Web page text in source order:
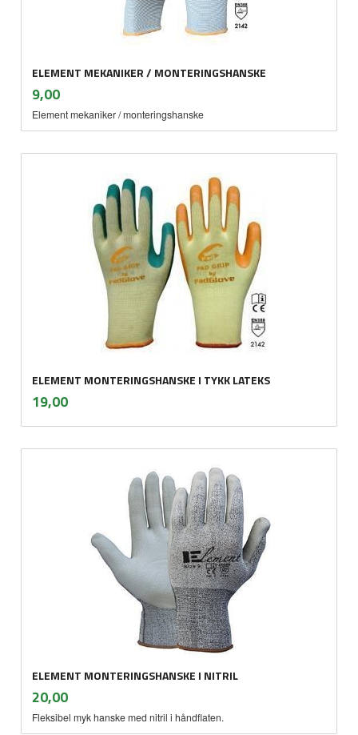
ELEMENT MEKANIKER / MONTERINGSHANSKE
Pris
9,00mva.
Element mekaniker / monteringshanske
ELEMENT MONTERINGSHANSKE I TYKK LATEKS
Pris
19,00mva.
ELEMENT MONTERINGSHANSKE I NITRIL
Pris
20,00mva.
Fleksibel myk hanske med nitril i håndflaten.